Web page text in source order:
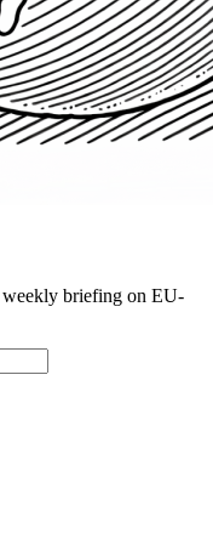
weekly briefing on EU-